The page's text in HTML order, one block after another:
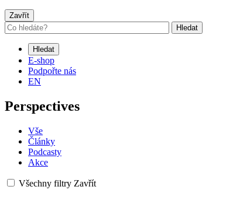
Zavřít
Hledat
Hledat
E-shop
Podpořte nás
EN
Perspectives
Vše
Články
Podcasty
Akce
Všechny filtry Zavřít